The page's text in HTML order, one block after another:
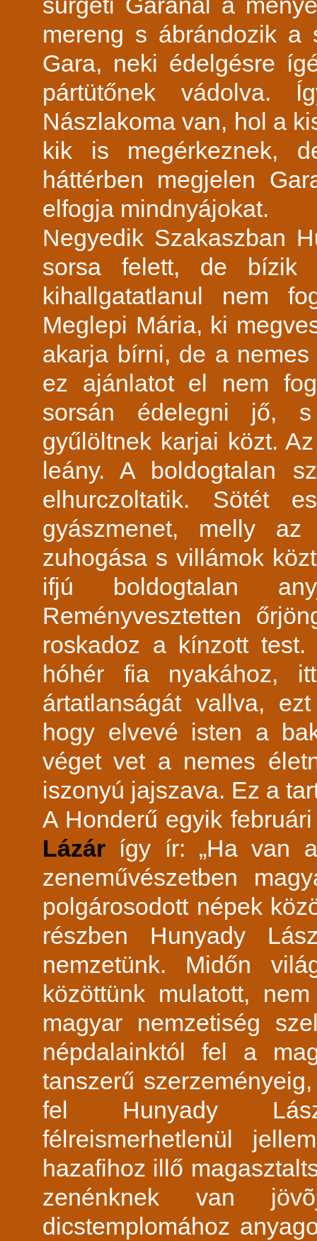
mereng s ábrándozik a
Gara, neki édelgésre
pártütőnek vádolva.
Nászlakoma van, hol a
kik is megérkeznek,
háttérben megjelen
elfogja mindnyájokat.
Negyedik Szakaszban
sorsa felett, de bízik
kihallgatatlanul nem
Meglepi Mária, ki
akarja bírni, de a
ez ajánlatot el nem
sorsán édelegni jő,
gyűlöltnek karjai közt.
leány. A boldogtalan
elhurczoltatik.
gyászmenet, melly
zuhogása s villámok
ifjú boldogtalan
Reményvesztetten
roskadoz a kínzott
hóhér fia nyakához,
ártatlanságát vallva,
hogy elvevé isten a
véget vet a nemes
iszonyú jajszava. Ez a
A Honderű egyik
Lázár így ír: „Ha van
zeneművészetben
polgárosodott népek
részben Hunyady
nemzetünk. Midőn
közöttünk mulatott,
magyar nemzetiség
népdalainktól fel a
tanszerű
fel Hunyady
félreismerhetlenül
hazafihoz illő
zenénknek van
dicstemplomához